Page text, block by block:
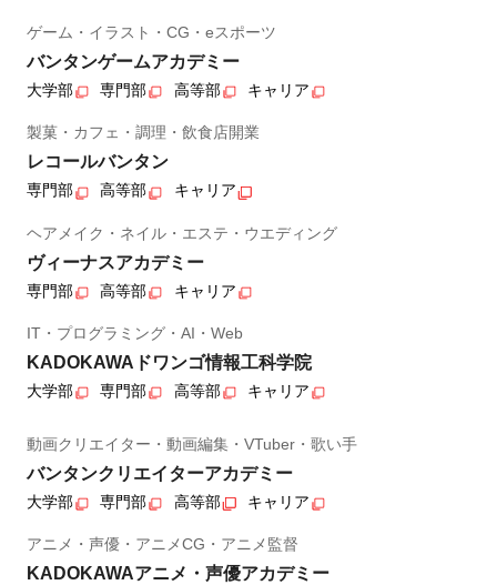
ゲーム・イラスト・CG・eスポーツ
バンタンゲームアカデミー
大学部 専門部 高等部 キャリア
製菓・カフェ・調理・飲食店開業
レコールバンタン
専門部 高等部 キャリア
ヘアメイク・ネイル・エステ・ウエディング
ヴィーナスアカデミー
専門部 高等部 キャリア
IT・プログラミング・AI・Web
KADOKAWAドワンゴ情報工科学院
大学部 専門部 高等部 キャリア
動画クリエイター・動画編集・VTuber・歌い手
バンタンクリエイターアカデミー
大学部 専門部 高等部 キャリア
アニメ・声優・アニメCG・アニメ監督
KADOKAWAアニメ・声優アカデミー